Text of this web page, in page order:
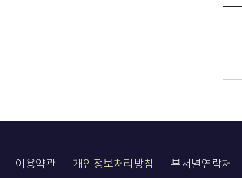
이용약관 개인정보처리방침 부서별연락처